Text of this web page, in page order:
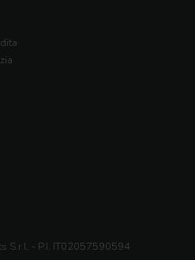
S.r.l. - P.I. IT02057590594